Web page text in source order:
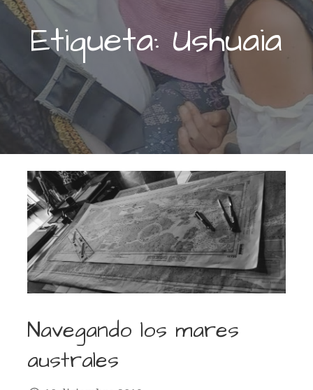
Etiqueta: Ushuaia
Navegando los mares
australes